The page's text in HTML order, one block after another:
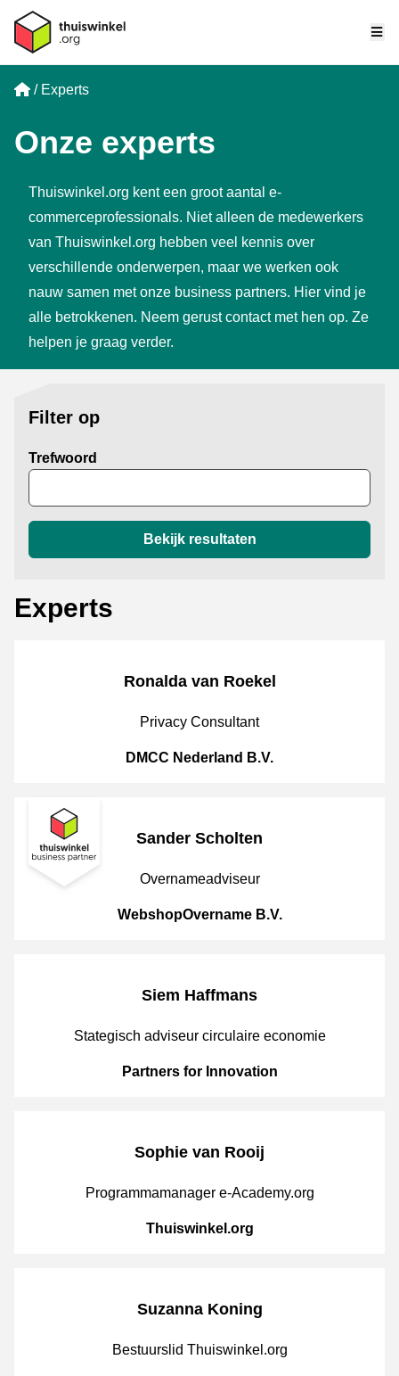
Home
Experts
Onze experts
Thuiswinkel.org kent een groot aantal e-
commerceprofessionals. Niet alleen de medewerkers
van Thuiswinkel.org hebben veel kennis over
verschillende onderwerpen, maar we werken ook
nauw samen met onze business partners. Hier vind je
alle betrokkenen. Neem gerust contact met hen op. Ze
helpen je graag verder.
Filter op
Trefwoord
Bekijk resultaten
Experts
Ronalda van Roekel
JobPosition
Privacy Consultant
CompanyName
DMCC Nederland B.V.
Sander Scholten
JobPosition
Overnameadviseur
CompanyName
WebshopOvername B.V.
Siem Haffmans
JobPosition
Stategisch adviseur circulaire economie
CompanyName
Partners for Innovation
Sophie van Rooij
JobPosition
Programmamanager e-Academy.org
CompanyName
Thuiswinkel.org
Suzanna Koning
JobPosition
Bestuurslid Thuiswinkel.org